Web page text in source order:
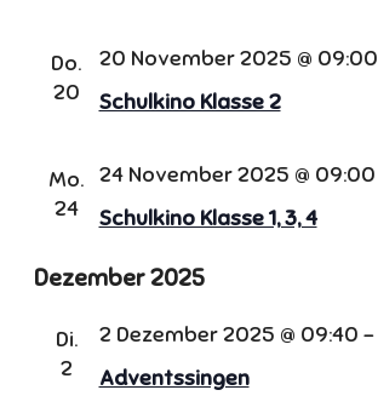
Do.
20
Schulkino Klasse 2
20 November 2025 @ 09:00
Mo.
24
Schulkino Klasse 1, 3, 4
24 November 2025 @ 09:00
Dezember 2025
Di.
2
Adventssingen
2 Dezember 2025 @ 09:40 -